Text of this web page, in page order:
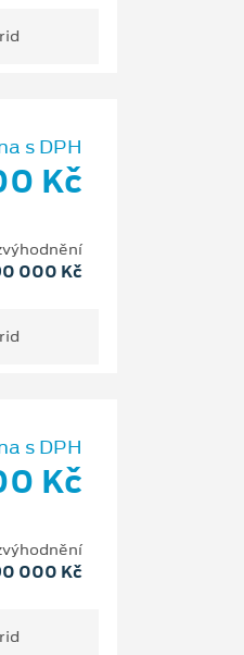
s DPH
Kč
000 Kč
s DPH
Kč
000 Kč